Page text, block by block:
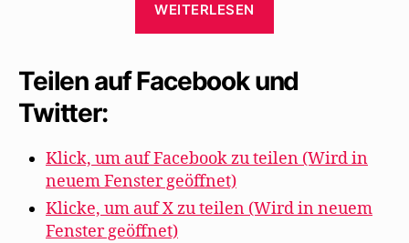
WEITERLESEN
Soupault
an
Mehring
in
Teilen auf Facebook und
Twitter:
Klick, um auf Facebook zu teilen (Wird in
neuem Fenster geöffnet)
Klicke, um auf X zu teilen (Wird in neuem
Fenster geöffnet)